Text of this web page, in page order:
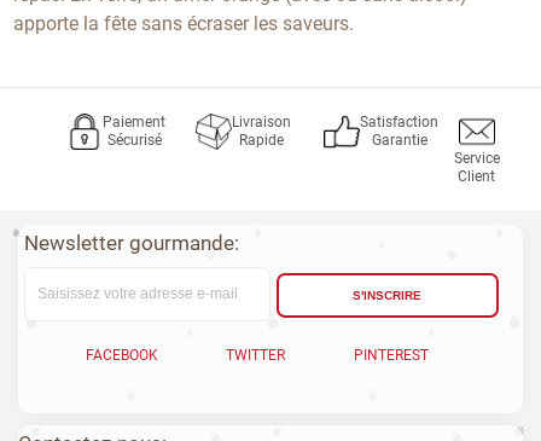
apporte la fête sans écraser les saveurs.
Paiement
Sécurisé
Livraison
Rapide
Satisfaction
Garantie
Service
Client
Newsletter gourmande:
S'INSCRIRE
FACEBOOK TWITTER PINTEREST